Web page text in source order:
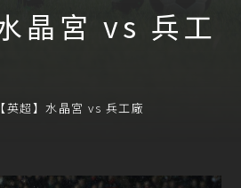
【英超】水晶宮 vs 兵工廠